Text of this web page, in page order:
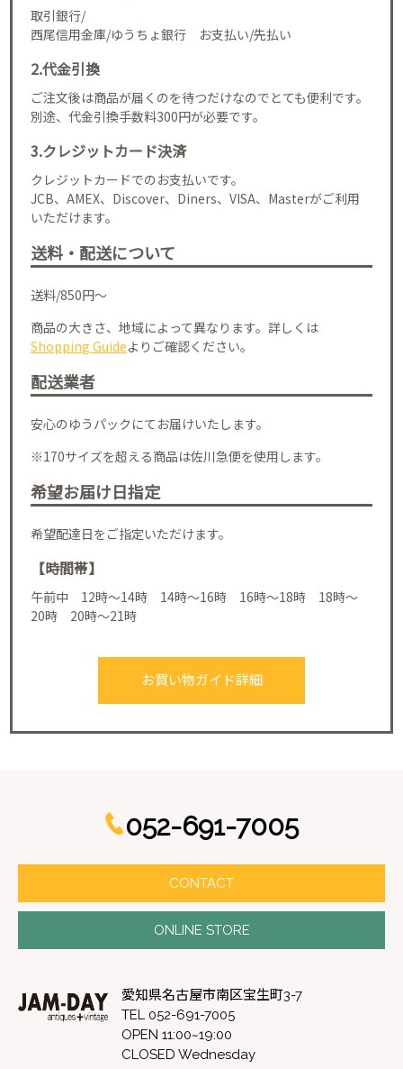
取引銀行/
西尾信用金庫/ゆうちょ銀行 お支払い/先払い
2.代金引換
ご注文後は商品が届くのを待つだけなのでとても便利です。
別途、代金引換手数料300円が必要です。
3.クレジットカード決済
クレジットカードでのお支払いです。
JCB、AMEX、Discover、Diners、VISA、Masterがご利用
いただけます。
送料・配送について
送料/850円～
商品の大きさ、地域によって異なります。詳しくは
Shopping Guideよりご確認ください。
配送業者
安心のゆうパックにてお届けいたします。
※170サイズを超える商品は佐川急便を使用します。
希望お届け日指定
希望配達日をご指定いただけます。
【時間帯】
午前中 12時～14時 14時～16時 16時～18時 18時～
20時 20時～21時
お買い物ガイド詳細
052-691-7005
CONTACT
ONLINE STORE
愛知県名古屋市南区宝生町3-7
TEL 052-691-7005
OPEN 11:00~19:00
CLOSED Wednesday